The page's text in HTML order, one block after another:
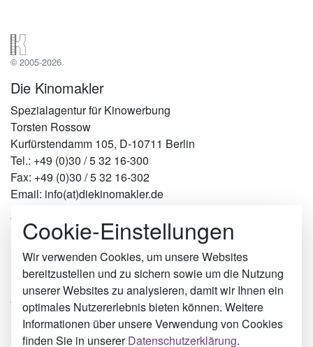
© 2005-2026
Die Kinomakler
Spezialagentur für Kinowerbung
Torsten Rossow
Kurfürstendamm 105, D-10711 Berlin
Tel.: +49 (0)30 / 5 32 16-300
Fax: +49 (0)30 / 5 32 16-302
Email: info(at)diekinomakler.de
Werben in Städten
Berlin
Hamburg
München
Köln
Weil am Rhein
Balingen
Stuttgart
Cookie-Einstellungen
Wir verwenden Cookies, um unsere Websites
bereitzustellen und zu sichern sowie um die Nutzung
unserer Websites zu analysieren, damit wir Ihnen ein
optimales Nutzererlebnis bieten können. Weitere
Informationen über unsere Verwendung von Cookies
finden Sie in unsererDatenschutzerklärung.